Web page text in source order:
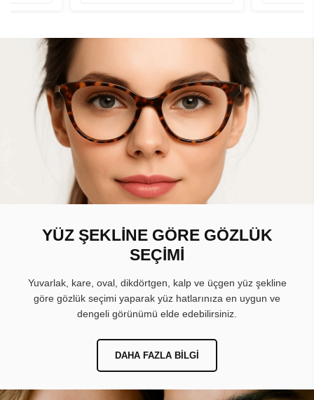
YÜZ ŞEKLİNE GÖRE GÖZLÜK
SEÇİMİ
Yuvarlak, kare, oval, dikdörtgen, kalp ve üçgen yüz şekline
göre gözlük seçimi yaparak yüz hatlarınıza en uygun ve
dengeli görünümü elde edebilirsiniz.
DAHA FAZLA BILGI